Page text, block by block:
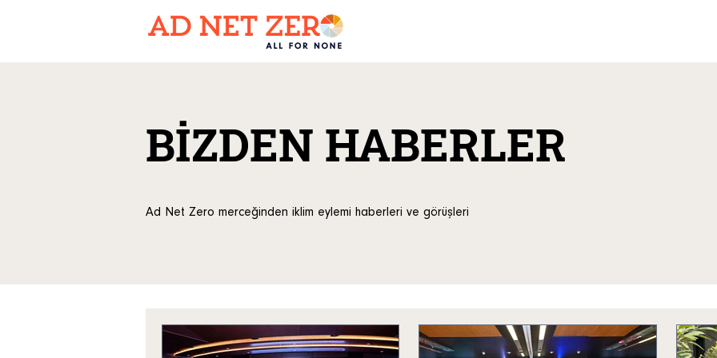
BİZDEN HABERLER
Ad Net Zero merceğinden iklim eylemi haberleri ve görüşleri